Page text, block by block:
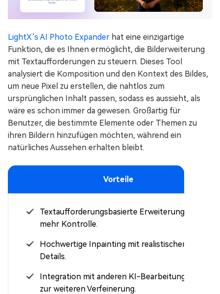
LightX’s AI Photo Expander hat eine einzigartige
Funktion, die es Ihnen ermöglicht, die Bilderweiterung
mit Textaufforderungen zu steuern. Dieses Tool
analysiert die Komposition und den Kontext des Bildes,
um neue Pixel zu erstellen, die nahtlos zum
ursprünglichen Inhalt passen, sodass es aussieht, als
wäre es schon immer da gewesen. Großartig für
Benutzer, die bestimmte Elemente oder Themen zu
ihren Bildern hinzufügen möchten, während ein
natürliches Aussehen erhalten bleibt.
Vorteile
Textaufforderungsbasierte Erweiterung für
mehr Kontrolle.
Hochwertige Inpainting mit realistischen
Details.
Integration mit anderen KI-Bearbeitungstools
zur weiteren Verfeinerung.